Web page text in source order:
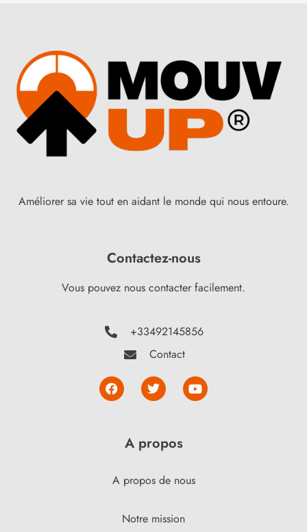
Améliorer sa vie tout en aidant le monde qui nous entoure.
Contactez-nous
Vous pouvez nous contacter facilement.
+33492145856
Contact
A propos
A propos de nous
Notre mission